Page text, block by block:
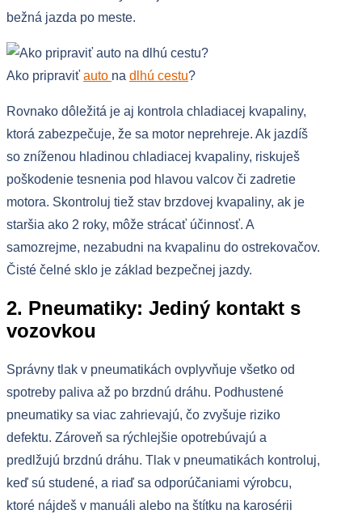
bežná jazda po meste.
Ako pripraviť auto na dlhú cestu?
Rovnako dôležitá je aj kontrola chladiacej kvapaliny,
ktorá zabezpečuje, že sa motor neprehreje. Ak jazdíš
so zníženou hladinou chladiacej kvapaliny, riskuješ
poškodenie tesnenia pod hlavou valcov či zadretie
motora. Skontroluj tiež stav brzdovej kvapaliny, ak je
staršia ako 2 roky, môže strácať účinnosť. A
samozrejme, nezabudni na kvapalinu do ostrekovačov.
Čisté čelné sklo je základ bezpečnej jazdy.
2. Pneumatiky: Jediný kontakt s
vozovkou
Správny tlak v pneumatikách ovplyvňuje všetko od
spotreby paliva až po brzdnú dráhu. Podhustené
pneumatiky sa viac zahrievajú, čo zvyšuje riziko
defektu. Zároveň sa rýchlejšie opotrebúvajú a
predlžujú brzdnú dráhu. Tlak v pneumatikách kontroluj,
keď sú studené, a riaď sa odporúčaniami výrobcu,
ktoré nájdeš v manuáli alebo na štítku na karosérii